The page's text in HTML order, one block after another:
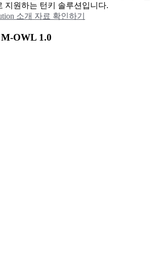
지원하는 턴키 솔루션입니다.
소개 자료 확인하기
OWL 1.0